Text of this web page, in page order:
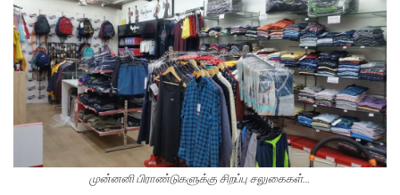
முன்னனி பிராண்டுகளுக்கு சிறப்பு சலுகைகள்…